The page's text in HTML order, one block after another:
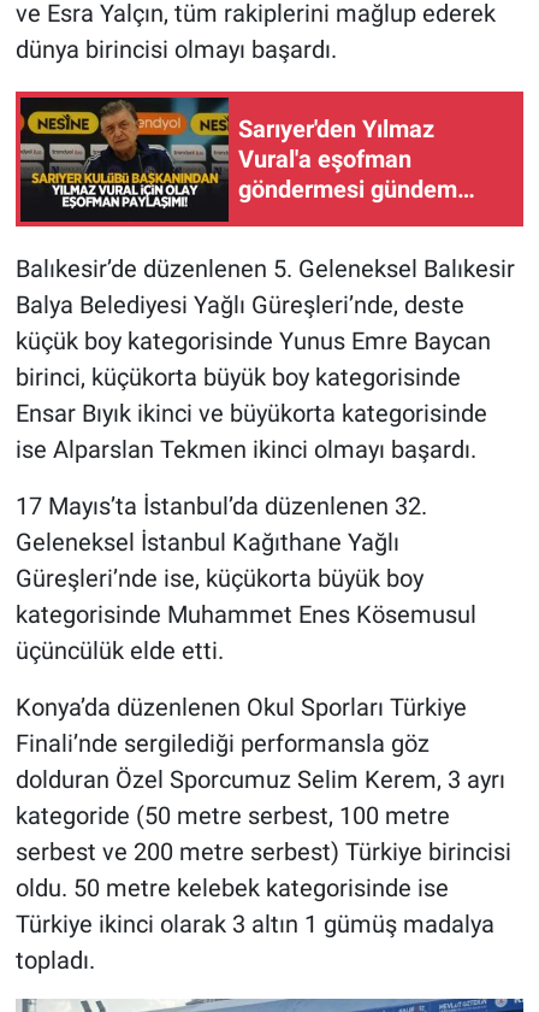
ve Esra Yalçın, tüm rakiplerini mağlup ederek
dünya birincisi olmayı başardı.
Sarıyer'den Yılmaz
Vural'a eşofman
göndermesi gündem
oldu
Balıkesir’de düzenlenen 5. Geleneksel Balıkesir
Balya Belediyesi Yağlı Güreşleri’nde, deste
küçük boy kategorisinde Yunus Emre Baycan
birinci, küçükorta büyük boy kategorisinde
Ensar Bıyık ikinci ve büyükorta kategorisinde
ise Alparslan Tekmen ikinci olmayı başardı.
17 Mayıs’ta İstanbul’da düzenlenen 32.
Geleneksel İstanbul Kağıthane Yağlı
Güreşleri’nde ise, küçükorta büyük boy
kategorisinde Muhammet Enes Kösemusul
üçüncülük elde etti.
Konya’da düzenlenen Okul Sporları Türkiye
Finali’nde sergilediği performansla göz
dolduran Özel Sporcumuz Selim Kerem, 3 ayrı
kategoride (50 metre serbest, 100 metre
serbest ve 200 metre serbest) Türkiye birincisi
oldu. 50 metre kelebek kategorisinde ise
Türkiye ikinci olarak 3 altın 1 gümüş madalya
topladı.